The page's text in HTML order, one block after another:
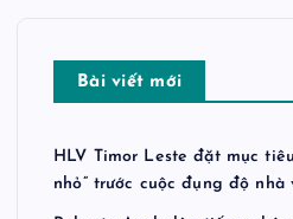
Bài viết mới
HLV Timor Leste đặt mục
nhỏ” trước cuộc đụng độ